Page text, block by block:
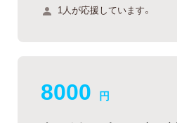
1人が応援しています。
8000 円